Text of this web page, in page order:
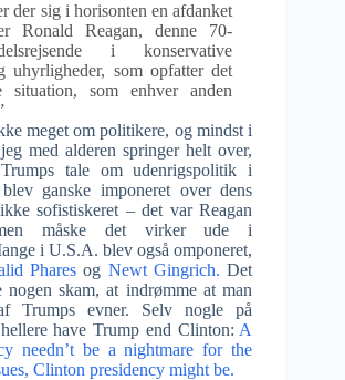
der sig i horisonten en afdanket
Ronald Reagan, denne 70-
i konservative
uhyrligheder, som opfatter det
situation, som enhver anden
meget om politikere, og mindst i
med alderen springer helt over,
tale om udenrigspolitik i
ganske imponeret over dens
sofistiskeret – det var Reagan
måske det virker ude i
i U.S.A. blev også omponeret,
Pharesog Newt Gingrich. Det
skam, at indrømme at man
Trumps evner. Selv nogle på
have Trump end Clinton: A
needn’t be a nightmare for the
Clinton presidency might be.